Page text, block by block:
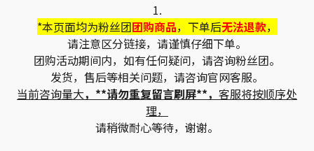
1.
*本页面均为粉丝团团购商品，下单后无法退款，
请注意区分链接，请谨慎仔细下单。
团购活动期间内，如有任何疑问，请咨询粉丝团。
发货，售后等相关问题，请咨询官网客服。
当前咨询量大，**请勿重复留言刷屏**， 客服将按顺序处
理，
请稍微耐心等待，谢谢。